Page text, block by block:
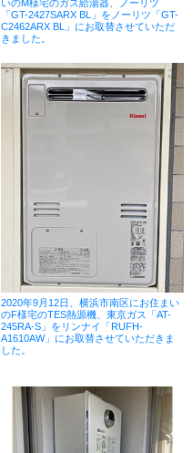
いのM様宅のガス給湯器、ノーリツ
「GT-2427SARX BL」をノーリツ「GT-
C2462ARX BL」にお取替させていただ
きました。
2020年9月12日、横浜市南区にお住まい
のF様宅のTES熱源機、東京ガス「AT-
245RA-S」をリンナイ「RUFH-
A1610AW」にお取替させていただきま
した。